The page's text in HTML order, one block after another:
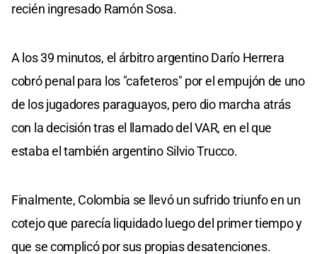
recién ingresado Ramón Sosa.
A los 39 minutos, el árbitro argentino Darío Herrera
cobró penal para los "cafeteros" por el empujón de uno
de los jugadores paraguayos, pero dio marcha atrás
con la decisión tras el llamado del VAR, en el que
estaba el también argentino Silvio Trucco.
Finalmente, Colombia se llevó un sufrido triunfo en un
cotejo que parecía liquidado luego del primer tiempo y
que se complicó por sus propias desatenciones.